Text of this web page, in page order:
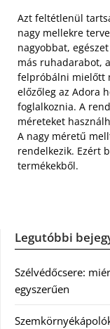
Azt feltétlenül
nagy mellekre
nagyobbat,
más ruhadarabot,
felpróbálni mielőtt
előzőleg az Adora
foglalkoznia. A
méreteket
A nagy méretű
rendelkezik. Ezért
termékekből.
Legutóbbi
Szélvédőcsere:
egyszerűen